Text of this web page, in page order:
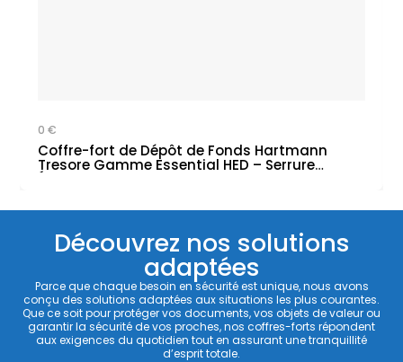
0 €
Coffre-fort de Dépôt de Fonds Hartmann
Tresore Gamme Essential HED – Serrure
Découvrez nos solutions
adaptées
Parce que chaque besoin en sécurité est unique, nous avons
conçu des solutions adaptées aux situations les plus courantes.
Que ce soit pour protéger vos documents, vos objets de valeur ou
garantir la sécurité de vos proches, nos coffres-forts répondent
aux exigences du quotidien tout en assurant une tranquillité
d’esprit totale.